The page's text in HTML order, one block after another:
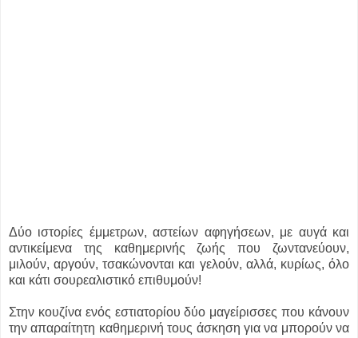
Δύο ιστορίες έμμετρων, αστείων αφηγήσεων, με αυγά και
αντικείμενα της καθημερινής ζωής που ζωντανεύουν,
μιλούν, αργούν, τσακώνονται και γελούν, αλλά, κυρίως, όλο
και κάτι σουρεαλιστικό επιθυμούν!
Στην κουζίνα ενός εστιατορίου δύο μαγείρισσες που κάνουν
την απαραίτητη καθημερινή τους άσκηση για να μπορούν να